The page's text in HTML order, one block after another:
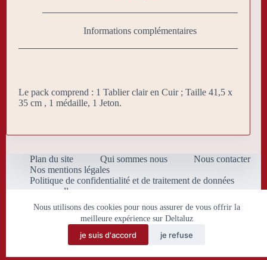
Nous utilisons des cookies pour nous assurer de vous offrir la
meilleure expérience sur Deltaluz
je suis d'accord je refuse
Informations complémentaires
Le pack comprend : 1 Tablier clair en Cuir ; Taille 41,5 x
35 cm , 1 médaille, 1 Jeton.
Plan du site Qui sommes nous
Nous contacter
Nos mentions légales
Politique de confidentialité et de traitement de données
personnelles
Conditions Générales de Vente